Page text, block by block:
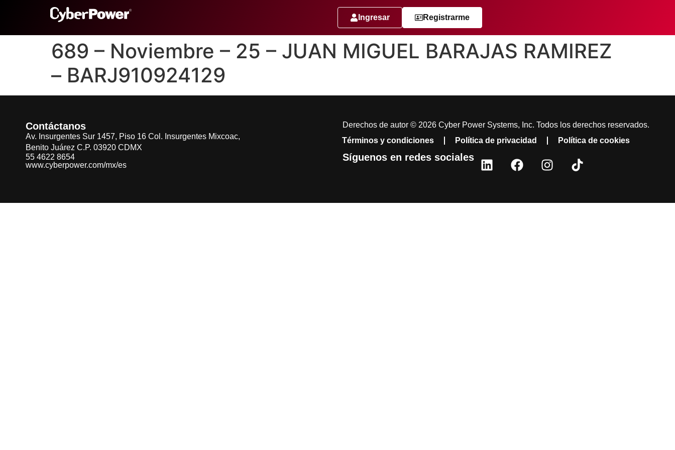
Ingresar Registrarme
689 – Noviembre – 25 – JUAN MIGUEL BARAJAS RAMIREZ
– BARJ910924129
Contáctanos
Av. Insurgentes Sur 1457, Piso 16 Col. Insurgentes Mixcoac,
Benito Juárez C.P. 03920 CDMX
55 4622 8654
www.cyberpower.com/mx/es
Derechos de autor © 2026 Cyber Power Systems, Inc. Todos los derechos reservados.
Términos y condiciones
Política de privacidad Política de cookies
Síguenos en redes sociales